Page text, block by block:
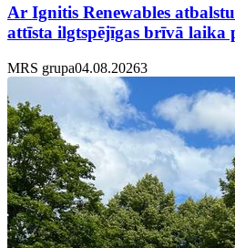
Ar Ignitis Renewables
attīsta ilgtspējīgas brīvā laika
MRS grupa04.08.20263